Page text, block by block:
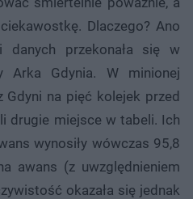
Dlaczego? Ano
danych przekonała się w
Arka Gdynia. W minionej
Gdyni na pięć kolejek przed
drugie miejsce w tabeli. Ich
wynosiły wówczas 95,8
awans (z uwzględnieniem
okazała się jednak